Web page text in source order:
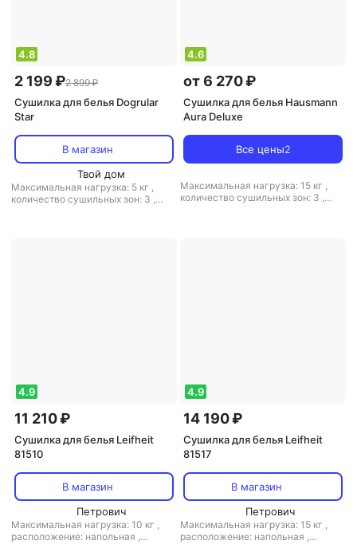
4.8
2 199 ₽2 899 ₽
Сушилка для белья Dogrular
Star
В магазин
Твой дом
Максимальная нагрузка: 5 кг ,
количество сушильных зон: 3 ,
4.6
от 6 270 ₽
Сушилка для белья Hausmann
Aura Deluxe
Все цены2
Максимальная нагрузка: 15 кг ,
количество сушильных зон: 3 ,
4.9
11 210 ₽
Сушилка для белья Leifheit
81510
В магазин
Петрович
Максимальная нагрузка: 10 кг ,
расположение: напольная ,
4.9
14 190 ₽
Сушилка для белья Leifheit
81517
В магазин
Петрович
Максимальная нагрузка: 15 кг ,
расположение: напольная ,